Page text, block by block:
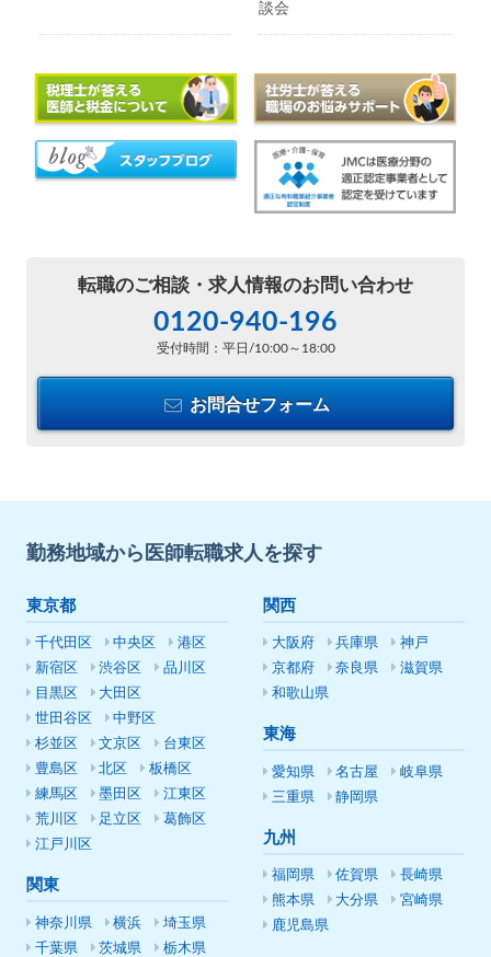
談会
転職のご相談・ 求人情報のお問い合わせ
0120-940-196
受付時間：平日/10:00～18:00
お問合せフォーム
勤務地域から医師転職求人を探す
東京都
千代田区 中央区
港区
新宿区
渋谷区
品川区
目黒区
大田区
世田谷区
中野区
杉並区
文京区
台東区
豊島区
北区
板橋区
練馬区
墨田区
江東区
荒川区
足立区
葛飾区
江戸川区
関東
神奈川県 横浜
埼玉県
千葉県
茨城県
栃木県
関西
大阪府 兵庫県
神戸
京都府
奈良県
滋賀県
和歌山県
東海
愛知県 名古屋
岐阜県
三重県
静岡県
九州
福岡県 佐賀県
長崎県
熊本県
大分県
宮崎県
鹿児島県